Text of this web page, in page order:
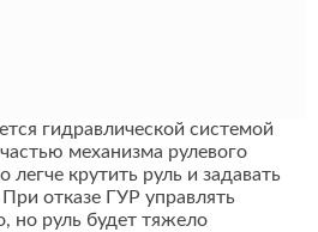
гидравлической системой
механизма рулевого
крутить руль и задавать
отказе ГУР управлять
но руль будет тяжело